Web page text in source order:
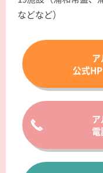
などなど）
公式